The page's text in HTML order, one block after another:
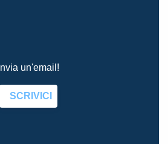
Invia un'email!
SCRIVICI